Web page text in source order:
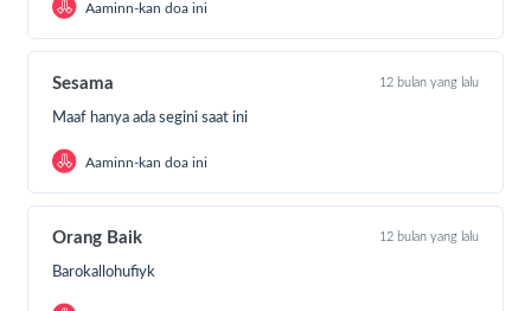
Aaminn-kan doa ini
Sesama 12 bulan yang lalu
Maaf hanya ada segini saat ini
Aaminn-kan doa ini
Orang Baik 12 bulan yang lalu
Barokallohufiyk